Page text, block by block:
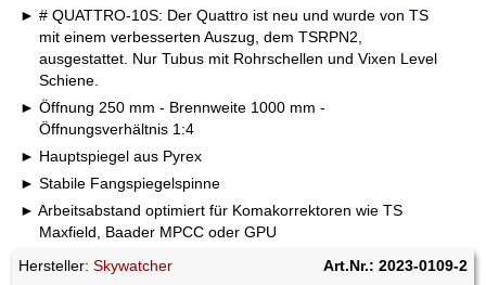
# QUATTRO-10S: Der Quattro ist neu und wurde von TS
mit einem verbesserten Auszug, dem TSRPN2,
ausgestattet. Nur Tubus mit Rohrschellen und Vixen Level
Schiene.
Öffnung 250 mm - Brennweite 1000 mm -
Öffnungsverhältnis 1:4
Hauptspiegel aus Pyrex
Stabile Fangspiegelspinne
Arbeitsabstand optimiert für Komakorrektoren wie TS
Maxfield, Baader MPCC oder GPU
Hersteller:Skywatcher Art.Nr.: 2023-0109-2